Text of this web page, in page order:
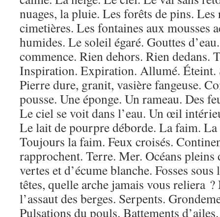
nuages, la pluie. Les forêts de pins.
cimetières. Les fontaines aux mousses
humides. Le soleil égaré. Gouttes
commence. Rien dehors. Rien dedans.
Inspiration. Expiration. Allumé. Éteint.
Pierre dure, granit, vasière fangeuse.
pousse. Une éponge. Un rameau. Des
Le ciel se voit dans l’eau. Un œil
Le lait de pourpre déborde. La faim.
Toujours la faim. Feux croisés.
rapprochent. Terre. Mer. Océans pleins
vertes et d’écume blanche. Fosses
têtes, quelle arche jamais vous reliera ?
l’assaut des berges. Serpents.
Pulsations du pouls. Battements